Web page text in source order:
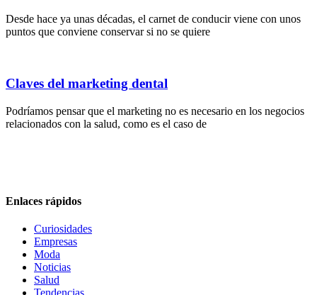
Desde hace ya unas décadas, el carnet de conducir viene con unos
puntos que conviene conservar si no se quiere
Claves del marketing dental
Podríamos pensar que el marketing no es necesario en los negocios
relacionados con la salud, como es el caso de
Enlaces rápidos
Curiosidades
Empresas
Moda
Noticias
Salud